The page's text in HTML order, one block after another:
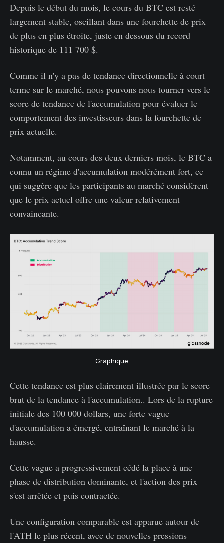
Depuis le début du mois, le cours du BTC est resté
largement stable, oscillant dans une fourchette de prix
de plus en plus étroite, juste en dessous du record
historique de 111 700 $.
Comme il n'y a pas de tendance directionnelle à court
terme sur le marché, nous pouvons nous tourner vers le
score de tendance de l'accumulation pour évaluer le
comportement des investisseurs dans la fourchette de
prix actuelle.
Notamment, au cours des deux derniers mois, le BTC a
connu un régime d'accumulation modérément fort, ce
qui suggère que les participants au marché considèrent
que le prix actuel offre une valeur relativement
convaincante.
Graphique
Cette tendance est plus clairement illustrée par le score
brut de la tendance à l'accumulation.. Lors de la rupture
initiale des 100 000 dollars, une forte vague
d'accumulation a émergé, entraînant le marché à la
hausse.
Cette vague a progressivement cédé la place à une
phase de distribution dominante, et l'action des prix
s'est arrêtée et puis contractée.
Une configuration comparable est apparue autour de
l'ATH le plus récent, avec de nouvelles pressions